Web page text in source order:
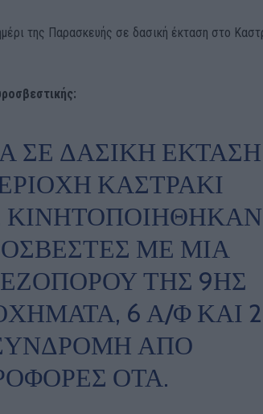
της Παρασκευής σε δασική έκταση στο
ΣΕ ΔΑΣΙΚΗ ΕΚΤΑΣΗ
ΚΑΣΤΡΑΚΙ
ΚΙΝΗΤΟΠΟΙΗΘΗΚΑΝ
ΜΕ ΜΙΑ
ΤΗΣ 9ΗΣ
6 Α/Φ ΚΑΙ 2
ΑΠΟ
ΟΤΑ.